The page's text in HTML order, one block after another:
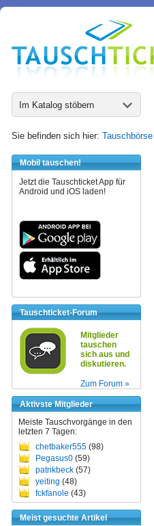
Im Katalog stöbern
Sie befinden sich hier: Tauschbörse
Mobil tauschen!
Jetzt die Tauschticket App für
Android und iOS laden!
Tauschticket-Forum
Mitglieder
tauschen
sich aus und
diskutieren.
Zum Forum »
Aktivste Mitglieder
Meiste Tauschvorgänge in den
letzten 7 Tagen:
chetbaker555 (98)
Pegasus0 (59)
patrikbeck (57)
yeiting (48)
fckfanole (43)
Meist gesuchte Artikel